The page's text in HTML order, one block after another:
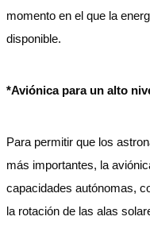
momento en el que la
disponible.
*Aviónica para un alto
Para permitir que los
más importantes, la
capacidades autónomas,
la rotación de las alas